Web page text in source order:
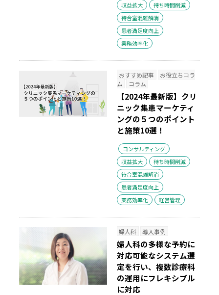
収益拡大
待ち時間削減
待合室混雑解消
患者満足度向上
業務効率化
おすすめ記事
お役立ちコラ
ム
コラム
【2024年最新版】クリ
ニック集患マーケティ
ングの５つのポイント
と施策10選！
コンサルティング
収益拡大
待ち時間削減
待合室混雑解消
患者満足度向上
業務効率化
経営管理
婦人科 導入事例
婦人科の多様な予約に
対応可能なシステム選
定を行い、複数診療科
の運用にフレキシブル
に対応